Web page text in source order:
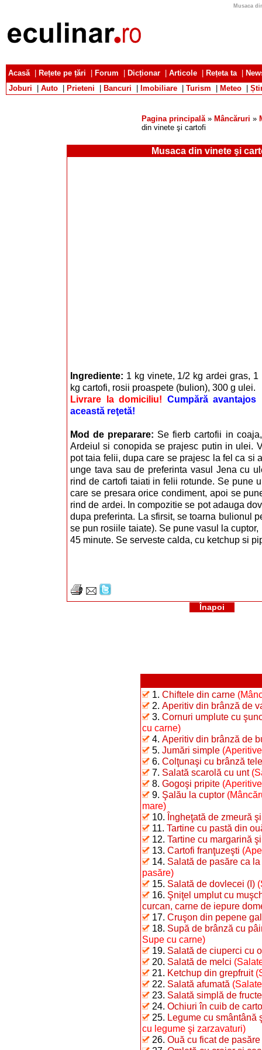
Musaca
Acasă| Rețete pe țări Forum Dicționar Articole Rețeta ta|
Joburi
Auto Prieteni Bancuri Imobiliare Turism Meteo
Pagina principală» Mâncăruri »
din vinete şi cartofi
Musaca din vinete şi
Ingrediente: 1 kg vinete, 1/2 kg ardei gras,
kg cartofi, rosii proaspete (bulion), 300 g ulei.
Livrare la domiciliu! Cumpără avantajos
această reţetă!
Mod de preparare: Se fierb cartofii in
Ardeiul si conopida se prajesc putin in ulei.
pot taia felii, dupa care se prajesc la fel ca si
unge tava sau de preferinta vasul Jena cu
rind de cartofi taiati in felii rotunde. Se pune
care se presara orice condiment, apoi se
rind de ardei. In compozitie se pot adauga
dupa preferinta. La sfirsit, se toarna bulionul
se pun rosiile taiate). Se pune vasul la
45 minute. Se serveste calda, cu ketchup si
Înapoi
1. Chiftele din carne
2. Aperitiv din brânză de
3. Cornuri umplute cu
cu carne)
4. Aperitiv din brânză de
5. Jumări simple
6. Colţunaşi cu brânză
7. Salată scarolă cu unt
8. Gogoşi pripite
9. Şalău la cuptor
mare)
10. Îngheţată de zmeură
11. Tartine cu pastă din
12. Tartine cu margarină
13. Cartofi franţuzeşti
14. Salată de pasăre ca
pasăre)
15. Salată de dovlecei (I)
16. Şniţel umplut cu
curcan, carne de iepure
17. Cruşon din pepene
18. Supă de brânză cu
Supe cu carne)
19. Salată de ciuperci cu
20. Salată de melci
21. Ketchup din grepfruit
22. Salată afumată
23. Salată simplă de fructe
24. Ochiuri în cuib de
25. Legume cu smântână
cu legume şi zarzavaturi)
26. Ouă cu ficat de pasăre